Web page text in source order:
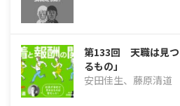
第133回 天職は見つ
るもの」
安田佳生、藤原清道